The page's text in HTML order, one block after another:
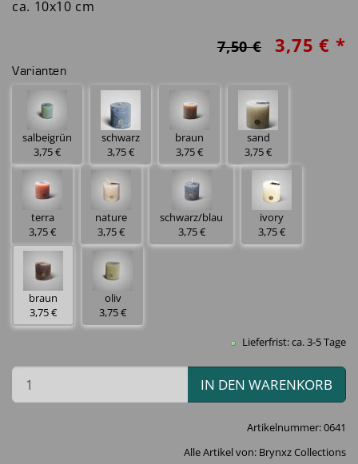
ca. 10x10 cm
7,50 € 3,75 € *
Varianten
salbeigrün
3,75 €
schwarz
3,75 €
braun
3,75 €
sand
3,75 €
terra
3,75 €
nature
3,75 €
schwarz/blau
3,75 €
ivory
3,75 €
braun
3,75 €
oliv
3,75 €
Lieferfrist: ca. 3-5 Tage
IN DEN WARENKORB
Artikelnummer:0641
Alle Artikel von: Brynxz Collections